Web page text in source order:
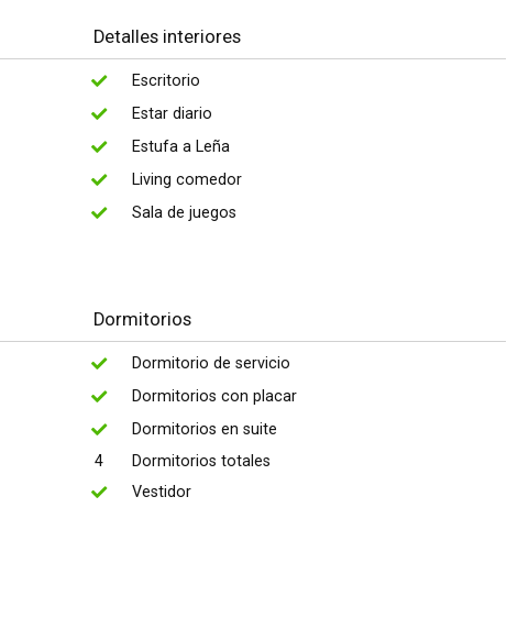
Detalles interiores
Escritorio
Estar diario
Estufa a Leña
Living comedor
Sala de juegos
Dormitorios
Dormitorio de servicio
Dormitorios con placar
Dormitorios en suite
4
Dormitorios totales
Vestidor